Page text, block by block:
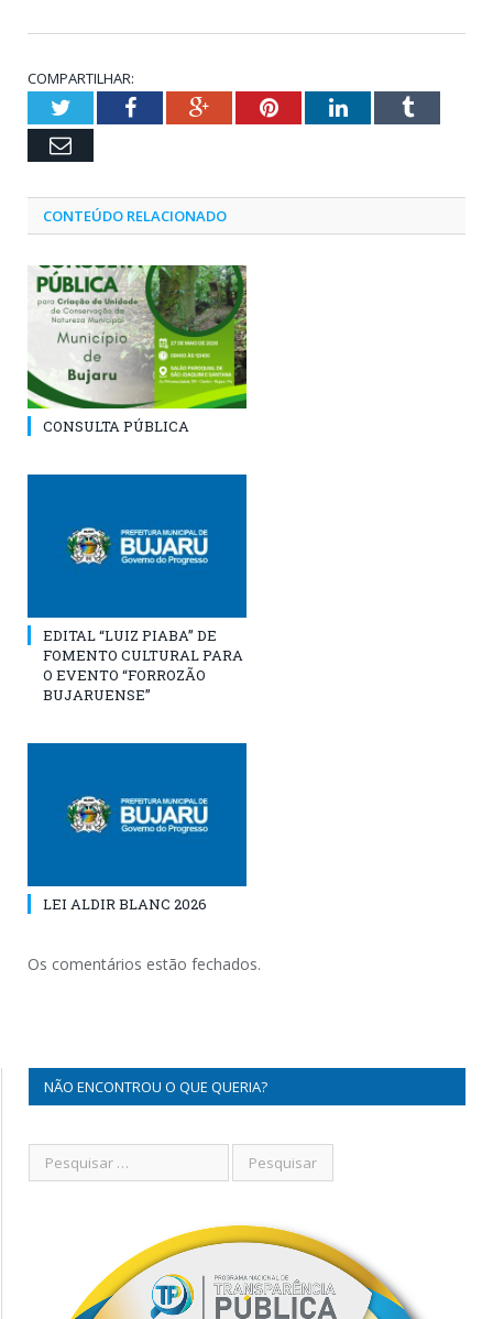
COMPARTILHAR:
TwitterFacebookGoogle+PinterestLinkedInTumblr
Email
CONTEÚDO RELACIONADO
CONSULTA PÚBLICA
EDITAL “LUIZ PIABA” DE
FOMENTO CULTURAL PARA
O EVENTO “FORROZÃO
BUJARUENSE”
LEI ALDIR BLANC 2026
Os comentários estão fechados.
NÃO ENCONTROU O QUE QUERIA?